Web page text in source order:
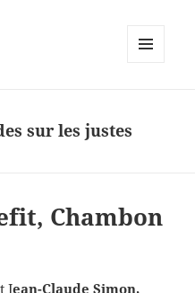
sur les justes
Chambon
Jean-Claude Simon,